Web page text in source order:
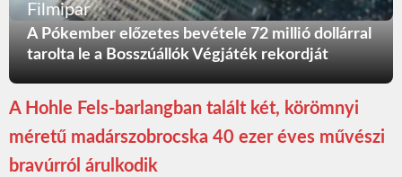
Filmipar
A Pókember előzetes bevétele 72 millió dollárral
tarolta le a Bosszúállók Végjáték rekordját
A Hohle Fels-barlangban talált két, körömnyi
méretű madárszobrocska 40 ezer éves művészi
bravúrról árulkodik